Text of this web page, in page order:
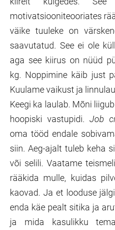
motivatsiooniteooriates
väike tuuleke on
saavutatud. See ei ole
aga see kiirus on nüüd
kg. Noppimine käib just
Kuulame vaikust ja
Keegi ka laulab. Mõni
hoopiski vastupidi. Job
oma tööd endale
siin. Aeg-ajalt tuleb keha
või selili. Vaatame
rääkida mulle, kuidas
kaovad. Ja et looduse
enda käe pealt sitika ja
ja mida kasulikku